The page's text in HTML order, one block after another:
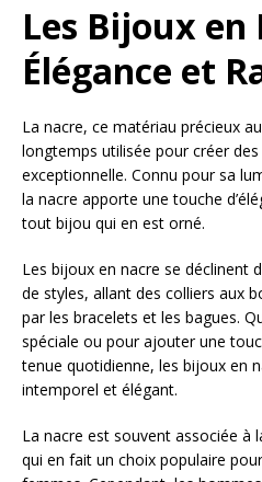
Les Bijoux en
Élégance et
La nacre, ce matériau précieux
longtemps utilisée pour créer des
exceptionnelle. Connu pour sa
la nacre apporte une touche
tout bijou qui en est orné.
Les bijoux en nacre se déclinent
de styles, allant des colliers aux
par les bracelets et les bagues.
spéciale ou pour ajouter une
tenue quotidienne, les bijoux en
intemporel et élégant.
La nacre est souvent associée à
qui en fait un choix populaire